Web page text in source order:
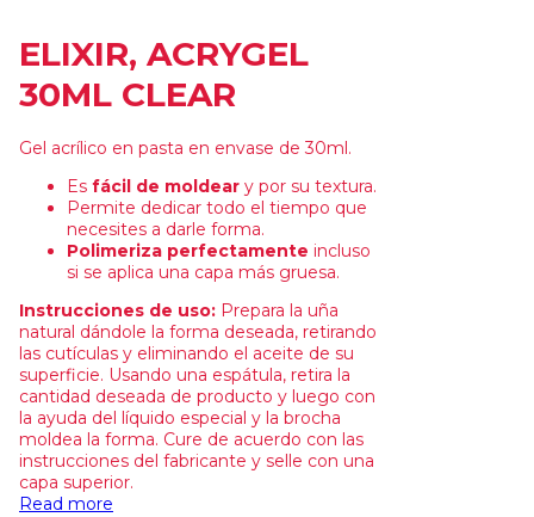
ELIXIR, ACRYGEL
30ML CLEAR
Gel acrílico en pasta en envase de 30ml.
Es fácil de moldear y por su textura.
Permite dedicar todo el tiempo que
necesites a darle forma.
Polimeriza perfectamente incluso
si se aplica una capa más gruesa.
Instrucciones de uso: Prepara la uña
natural dándole la forma deseada, retirando
las cutículas y eliminando el aceite de su
superficie. Usando una espátula, retira la
cantidad deseada de producto y luego con
la ayuda del líquido especial y la brocha
moldea la forma. Cure de acuerdo con las
instrucciones del fabricante y selle con una
capa superior.
Read more